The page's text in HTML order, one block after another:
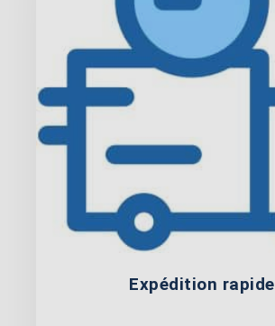
Expédition rapide